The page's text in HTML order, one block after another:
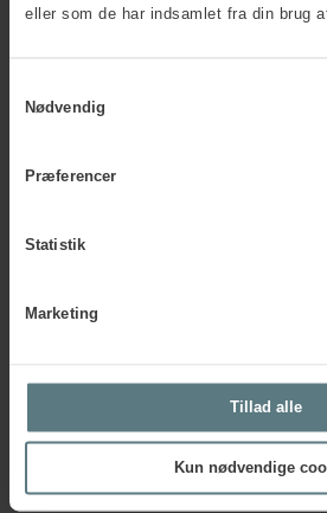
eller som de har indsamlet fra din brug
Nødvendig
Præferencer
Statistik
Marketing
Tillad alle
Kun nødvendige
Rasmus Raabæk Olsen